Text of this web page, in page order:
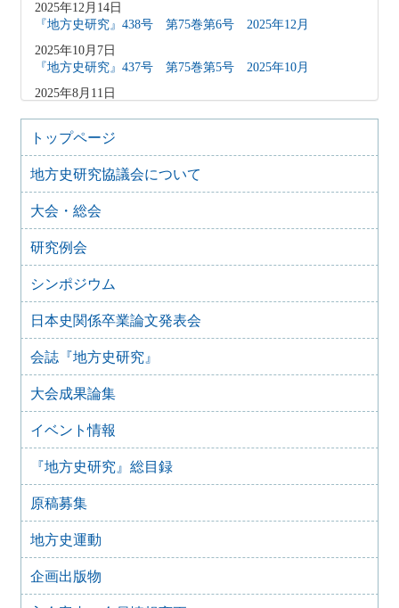
2025年12月14日
『地方史研究』438号 第75巻第6号 2025年12月
2025年10月7日
『地方史研究』437号 第75巻第5号 2025年10月
2025年8月11日
2025年8月10日
「原稿募集」を変更致しました
2025年6月9日
『地方史研究』435号 第75巻第3号 2025年6月
2025年4月9日
『地方史研究』434号 第75巻第2号 2025年4月
2025年2月10日
『地方史研究』433号 第75巻第1号 2025年2月
『地方史研究』432号 第74巻第6号 2024年12月
2024年11月21日
『地方史研究』431号 第74巻第5号 2024年10月
2024年11月20日
『地方史研究』430号 第74巻第4号 2024年8月
2024年6月4日
『地方史研究』429号 第75巻第3号 2024年6月
2024年6月4日
『地方史研究』428号 第74巻第2号 2024年4月
2024年6月4日
『地方史研究』427号 第74巻第1号 2024年2月
『地方史研究』426号 第73巻第6号 2023年12月
トップページ
地方史研究協議会について
大会・総会
研究例会
シンポジウム
日本史関係卒業論文発表会
会誌『地方史研究』
大会成果論集
イベント情報
『地方史研究』総目録
原稿募集
地方史運動
企画出版物